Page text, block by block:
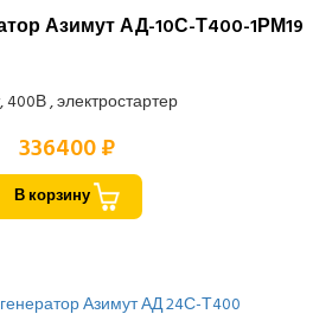
Азимут АД-10С-Т400-1РМ19
400В , электростартер
336400 ₽
В корзину